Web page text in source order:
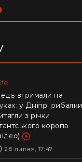
попередили
аферу з
30 липня, 10:57
втримали на
у Дніпрі рибалки
з річки
коропа
28 липня, 17:47